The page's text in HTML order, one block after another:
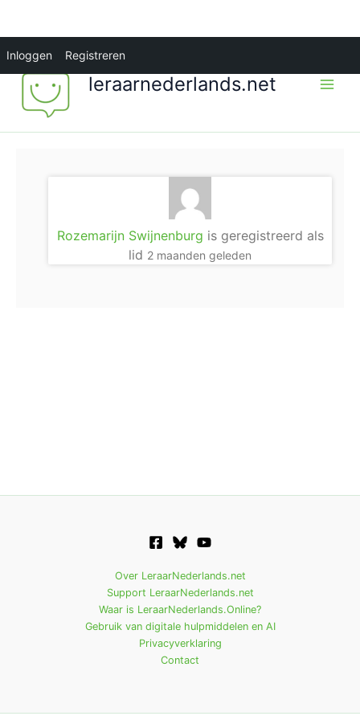
Inloggen Registreren
inhoud
leraarnederlands.net
Rozemarijn Swijnenburg is geregistreerd als
lid 2 maanden geleden
Over LeraarNederlands.net
Support LeraarNederlands.net
Waar is LeraarNederlands.Online?
Gebruik van digitale hulpmiddelen en AI
Privacyverklaring
Contact